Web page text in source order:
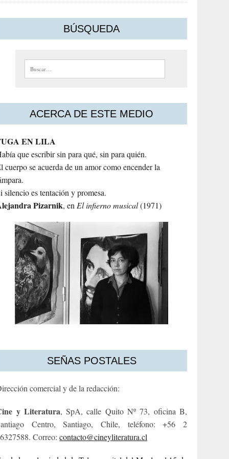
BÚSQUEDA
Buscar:
ACERCA DE ESTE MEDIO
EN LILA
que escribir sin para qué, sin para quién.
cuerpo se acuerda de un amor como encender la
silencio es tentación y promesa.
Pizarnik, enEl infierno musical(1971)
SEÑAS POSTALES
comercial y de la redacción:
y Literatura, SpA, calle Quito Nº 73, oficina B,
Centro, Santiago, Chile, teléfono: +56 2
Correo:contacto@cineyliteratura.cl